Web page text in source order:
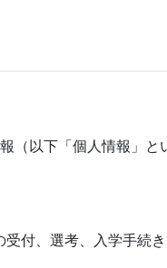
以下「個人情報」と
付、選考、入学手続